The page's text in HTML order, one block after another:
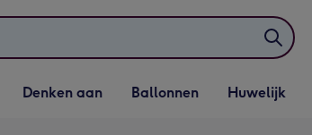
Vervolgkeuzelijst
Denken aan openen
Denken aan
Vervolgkeuzelijst
Ballonnen openen
Ballonnen
Vervolgkeuzelijst
Huwelijk openen
Huwelijk